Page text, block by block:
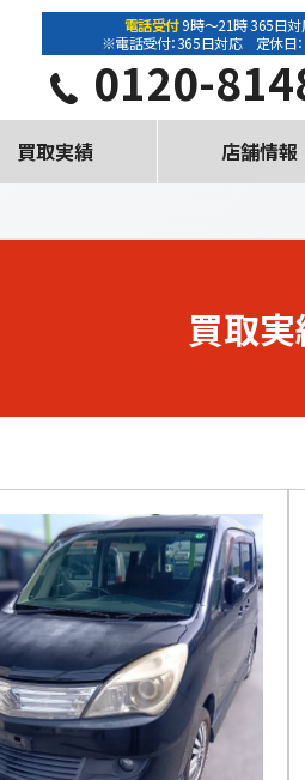
電話受付9時～21時 365日対
※電話受付：365日対応 定休日：
0120-
買取実績 店舗情報
買取